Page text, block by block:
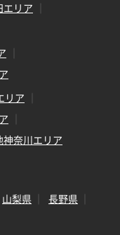
エリア
リア
神奈川エリア
山梨県
長野県